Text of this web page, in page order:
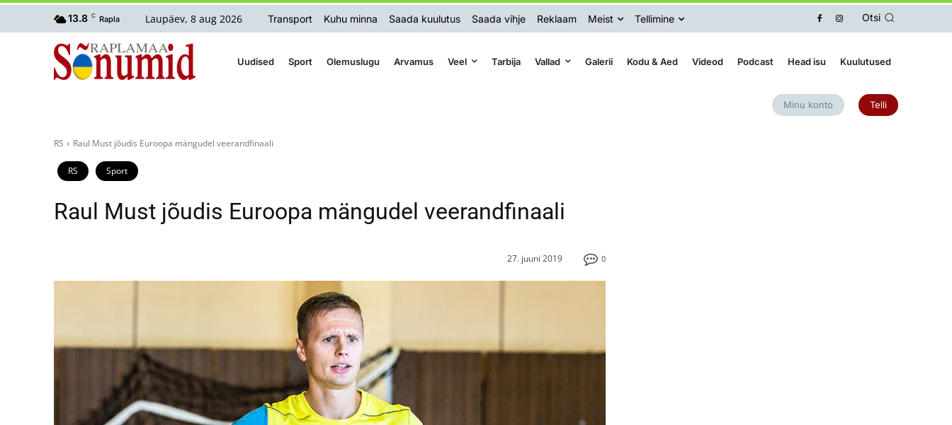
13.8 C Rapla Laupäev, 8 aug 2026 Transport Kuhu minna Saada kuulutus Saada vihje Reklaam Meist Tellimine Otsi
Uudised Sport Olemuslugu Arvamus Veel Tarbija Vallad Galerii Kodu & Aed Videod Podcast Head isu Kuulutused
Minu konto Telli
RS Raul Must jõudis Euroopa mängudel veerandfinaali
RS Sport
Raul Must jõudis Euroopa mängudel veerandfinaali
0
27. juuni 2019